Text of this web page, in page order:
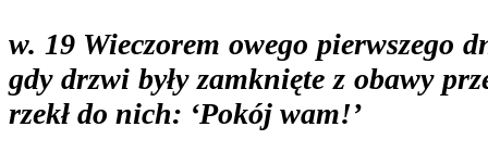
w. 19 Wieczorem owego pierwszego
gdy drzwi były zamknięte z obawy
rzekł do nich: ‘Pokój wam!’